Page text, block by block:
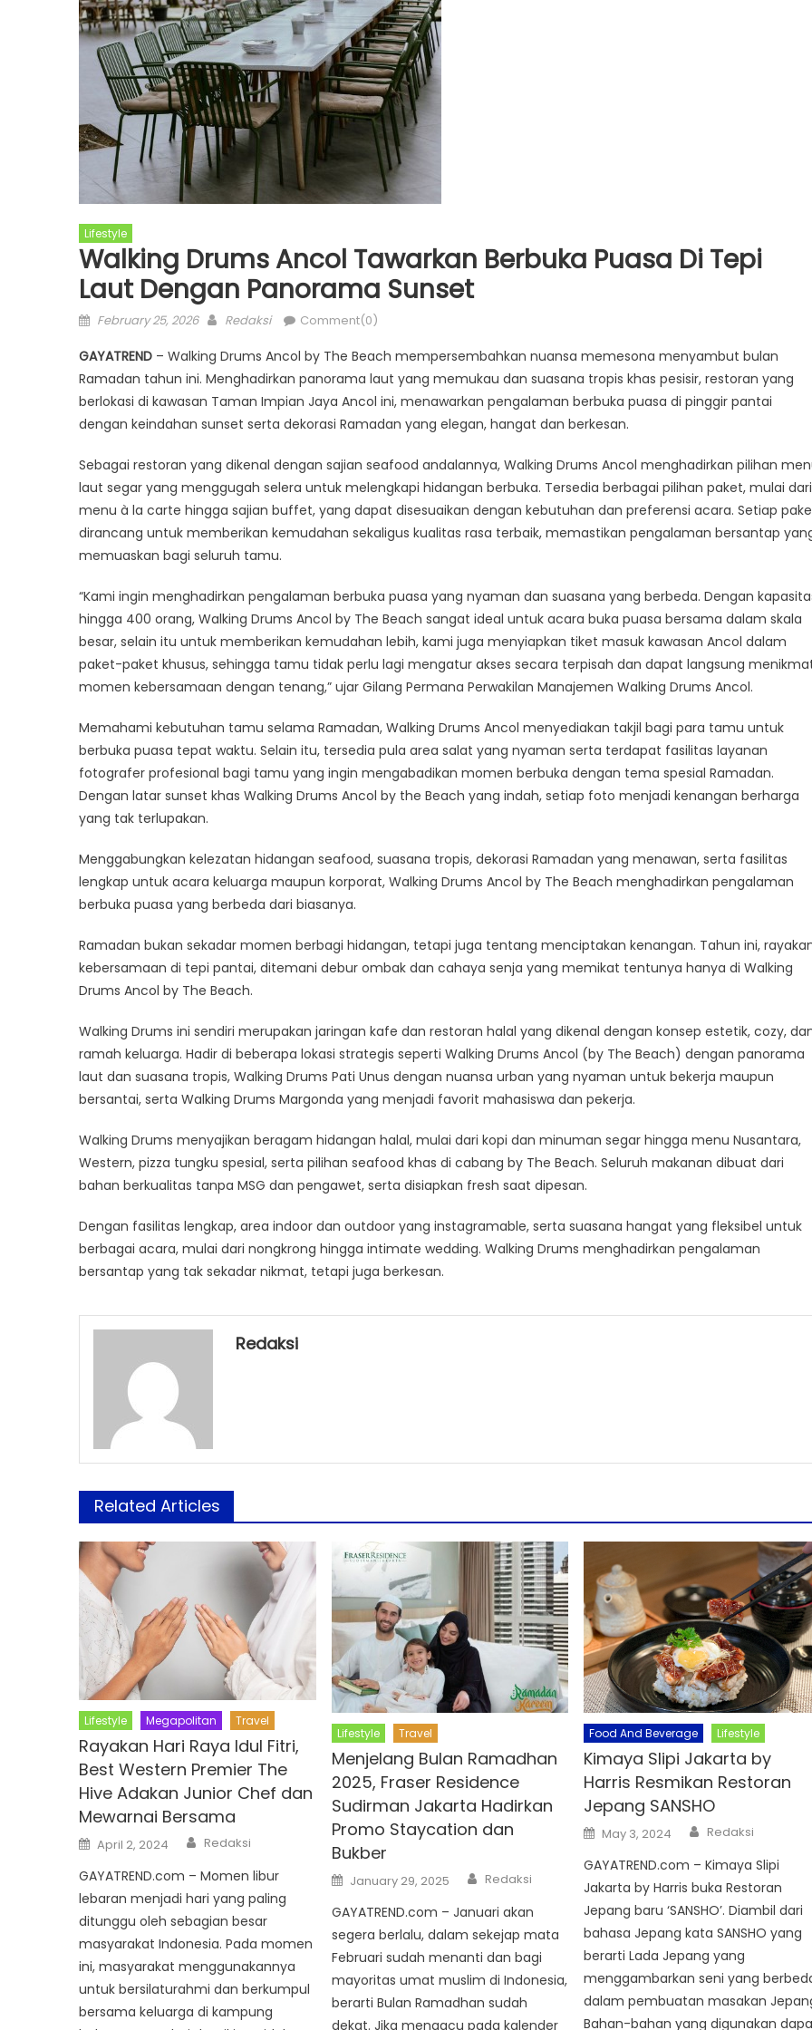
Lifestyle
Walking Drums Ancol Tawarkan Berbuka Puasa Di Tepi
Laut Dengan Panorama Sunset
Posted
February 25, 2026 Author
Redaksi Comment(0)
GAYATREND – Walking Drums Ancol by The Beach mempersembahkan nuansa memesona menyambut bulan
Ramadan tahun ini. Menghadirkan panorama laut yang memukau dan suasana tropis khas pesisir, restoran yang
berlokasi di kawasan Taman Impian Jaya Ancol ini, menawarkan pengalaman berbuka puasa di pinggir pantai
dengan keindahan sunset serta dekorasi Ramadan yang elegan, hangat dan berkesan.
Sebagai restoran yang dikenal dengan sajian seafood andalannya, Walking Drums Ancol menghadirkan pilihan
laut segar yang menggugah selera untuk melengkapi hidangan berbuka. Tersedia berbagai pilihan paket, mulai dari
menu à la carte hingga sajian buffet, yang dapat disesuaikan dengan kebutuhan dan preferensi acara. Setiap
dirancang untuk memberikan kemudahan sekaligus kualitas rasa terbaik, memastikan pengalaman bersantap
memuaskan bagi seluruh tamu.
“Kami ingin menghadirkan pengalaman berbuka puasa yang nyaman dan suasana yang berbeda. Dengan
hingga 400 orang, Walking Drums Ancol by The Beach sangat ideal untuk acara buka puasa bersama dalam skala
besar, selain itu untuk memberikan kemudahan lebih, kami juga menyiapkan tiket masuk kawasan Ancol dalam
paket-paket khusus, sehingga tamu tidak perlu lagi mengatur akses secara terpisah dan dapat langsung
momen kebersamaan dengan tenang,” ujar Gilang Permana Perwakilan Manajemen Walking Drums Ancol.
Memahami kebutuhan tamu selama Ramadan, Walking Drums Ancol menyediakan takjil bagi para tamu untuk
berbuka puasa tepat waktu. Selain itu, tersedia pula area salat yang nyaman serta terdapat fasilitas layanan
fotografer profesional bagi tamu yang ingin mengabadikan momen berbuka dengan tema spesial Ramadan.
Dengan latar sunset khas Walking Drums Ancol by the Beach yang indah, setiap foto menjadi kenangan berharga
yang tak terlupakan.
Menggabungkan kelezatan hidangan seafood, suasana tropis, dekorasi Ramadan yang menawan, serta fasilitas
lengkap untuk acara keluarga maupun korporat, Walking Drums Ancol by The Beach menghadirkan pengalaman
berbuka puasa yang berbeda dari biasanya.
Ramadan bukan sekadar momen berbagi hidangan, tetapi juga tentang menciptakan kenangan. Tahun ini,
kebersamaan di tepi pantai, ditemani debur ombak dan cahaya senja yang memikat tentunya hanya di Walking
Drums Ancol by The Beach.
Walking Drums ini sendiri merupakan jaringan kafe dan restoran halal yang dikenal dengan konsep estetik, cozy,
ramah keluarga. Hadir di beberapa lokasi strategis seperti Walking Drums Ancol (by The Beach) dengan panorama
laut dan suasana tropis, Walking Drums Pati Unus dengan nuansa urban yang nyaman untuk bekerja maupun
bersantai, serta Walking Drums Margonda yang menjadi favorit mahasiswa dan pekerja.
Walking Drums menyajikan beragam hidangan halal, mulai dari kopi dan minuman segar hingga menu Nusantara,
Western, pizza tungku spesial, serta pilihan seafood khas di cabang by The Beach. Seluruh makanan dibuat dari
bahan berkualitas tanpa MSG dan pengawet, serta disiapkan fresh saat dipesan.
Dengan fasilitas lengkap, area indoor dan outdoor yang instagramable, serta suasana hangat yang fleksibel untuk
berbagai acara, mulai dari nongkrong hingga intimate wedding. Walking Drums menghadirkan pengalaman
bersantap yang tak sekadar nikmat, tetapi juga berkesan.
Redaksi
Related Articles
Lifestyle Megapolitan Travel
Rayakan Hari Raya Idul Fitri,
Best Western Premier The
Hive Adakan Junior Chef dan
Mewarnai Bersama
Posted
on
April 2, 2024 Author
Redaksi
GAYATREND.com – Momen libur
lebaran menjadi hari yang paling
ditunggu oleh sebagian besar
masyarakat Indonesia. Pada momen
ini, masyarakat menggunakannya
untuk bersilaturahmi dan berkumpul
bersama keluarga di kampung
Lifestyle Travel
Menjelang Bulan Ramadhan
2025, Fraser Residence
Sudirman Jakarta Hadirkan
Promo Staycation dan
Bukber
Posted
on
January 29, 2025 Author
Redaksi
GAYATREND.com – Januari akan
segera berlalu, dalam sekejap mata
Februari sudah menanti dan bagi
mayoritas umat muslim di Indonesia,
berarti Bulan Ramadhan sudah
dekat. Jika mengacu pada kalender
Food And Beverage Lifestyle
Kimaya Slipi Jakarta by
Harris Resmikan Restoran
Jepang SANSHO
Posted
on
May 3, 2024 Author
Redaksi
GAYATREND.com – Kimaya Slipi
Jakarta by Harris buka Restoran
Jepang baru ‘SANSHO’. Diambil dari
bahasa Jepang kata SANSHO yang
berarti Lada Jepang yang
menggambarkan seni yang
dalam pembuatan masakan
Bahan-bahan yang digunakan